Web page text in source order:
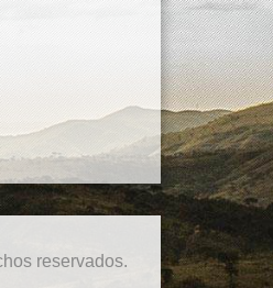
reservados.